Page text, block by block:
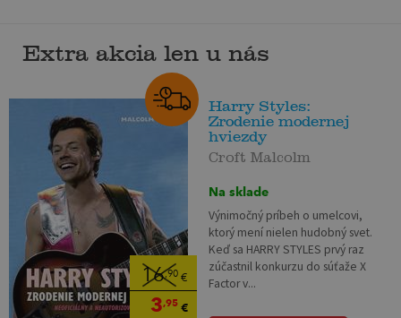
Extra akcia len u nás
16,90€
3,95€
Harry Styles:
Zrodenie modernej
hviezdy
Croft Malcolm
Na sklade
Výnimočný príbeh o umelcovi,
ktorý mení nielen hudobný svet.
Keď sa HARRY STYLES prvý raz
zúčastnil konkurzu do súťaže X
Factor v...